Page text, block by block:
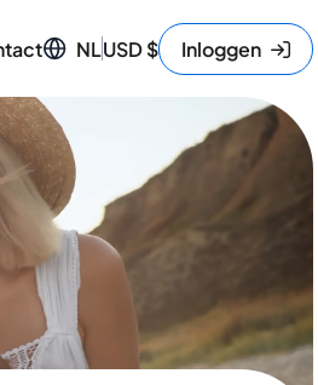
NLUSD$ Inloggen